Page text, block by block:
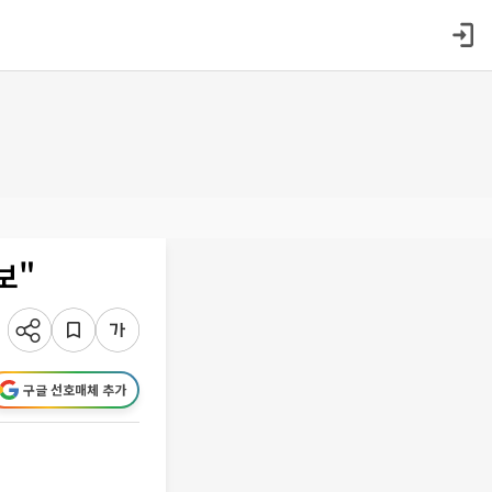
"
구글 선호매체 추가